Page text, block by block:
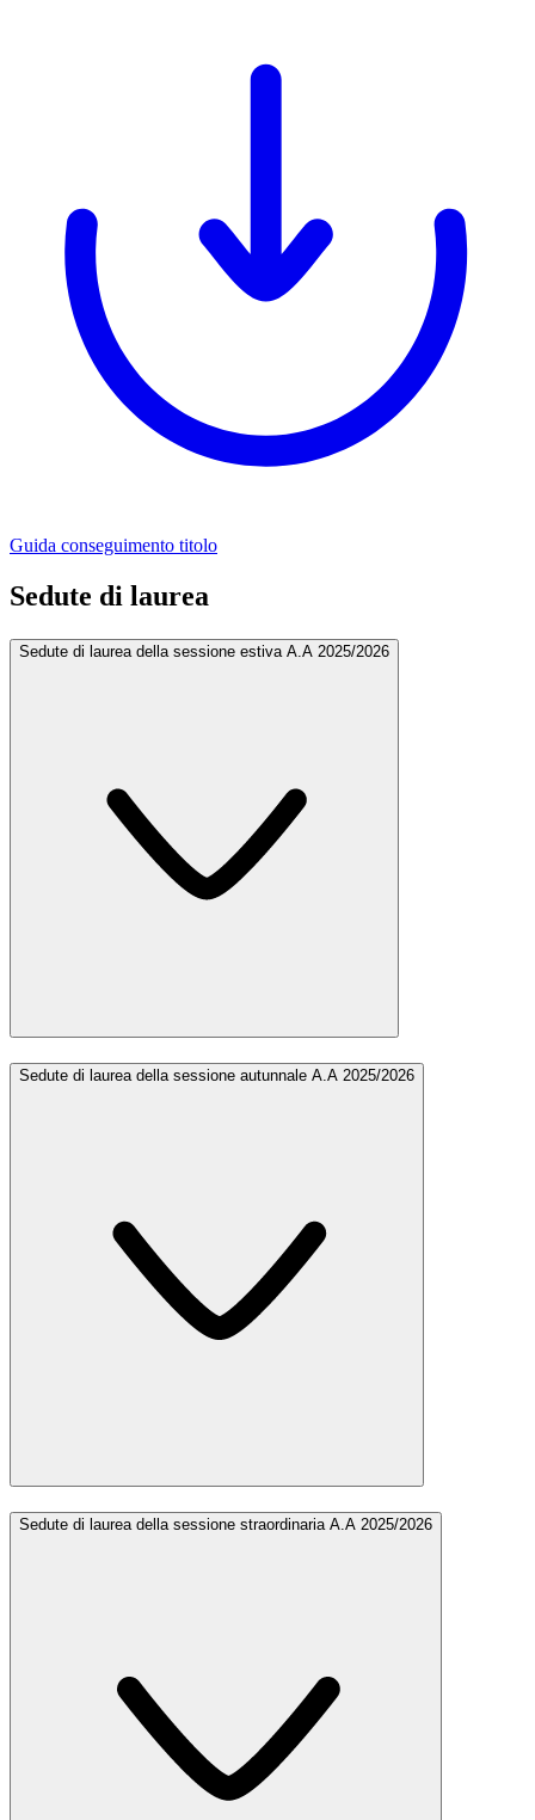
Guida conseguimento titolo
Sedute di laurea
Sedute di laurea della sessione estiva A.A 2025/2026
Sedute di laurea della sessione autunnale A.A 2025/2026
Sedute di laurea della sessione straordinaria A.A 2025/2026